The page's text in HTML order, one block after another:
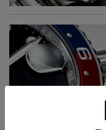
＞＞＞もっと見